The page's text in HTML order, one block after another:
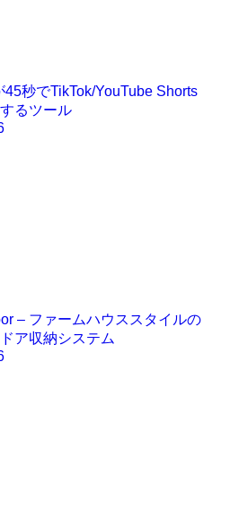
45秒でTikTok/YouTube Shorts
るツール
– ファームハウススタイルの
ア収納システム